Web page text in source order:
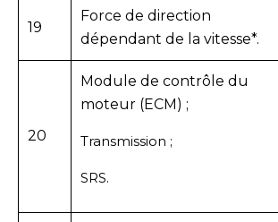
19
Force de direction
dépendant de la vitesse*.
20
Module de contrôle du
moteur (ECM) ;
Transmission ;
SRS.